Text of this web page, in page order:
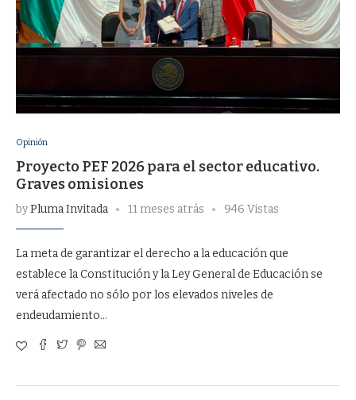
Opinión
Proyecto PEF 2026 para el sector educativo.
Graves omisiones
byPluma Invitada 11 meses atrás 946 Vistas
La meta de garantizar el derecho a la educación que
establece la Constitución y la Ley General de Educación se
verá afectado no sólo por los elevados niveles de
endeudamiento…